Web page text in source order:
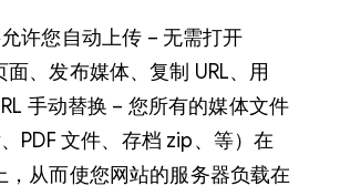
许您自动上传 – 无需打开
、发布媒体、复制 URL、用
手动替换 – 您所有的媒体文件
、PDF 文件、存档 zip、等）在
，从而使您网站的服务器负载在